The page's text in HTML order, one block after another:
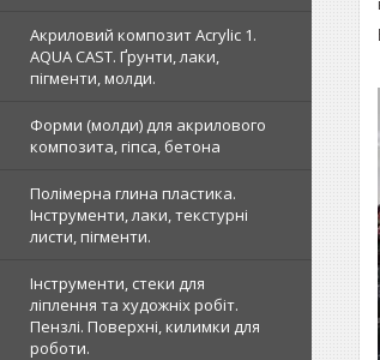
Акриловий композит Acrylic 1.
AQUA CAST. Ґрунти, лаки,
пігменти, молди.
Форми (молди) для акрилового
композита, гіпса, бетона
Полімерна глина пластика.
Інструменти, лаки, текстурні
листи, пігменти.
Інструменти, стеки для
ліплення та художніх робіт.
Пензлі. Поверхні, килимки для
роботи.